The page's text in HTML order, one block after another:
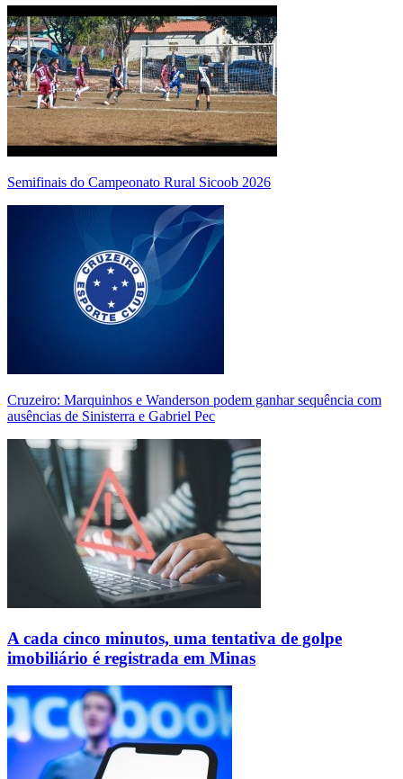
Semifinais do Campeonato Rural Sicoob 2026
Cruzeiro: Marquinhos e Wanderson podem ganhar sequência com
ausências de Sinisterra e Gabriel Pec
A cada cinco minutos, uma tentativa de golpe
imobiliário é registrada em Minas